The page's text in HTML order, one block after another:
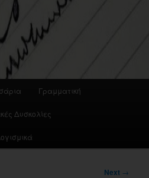
Γραμματική
Δυσκολίες
Next →